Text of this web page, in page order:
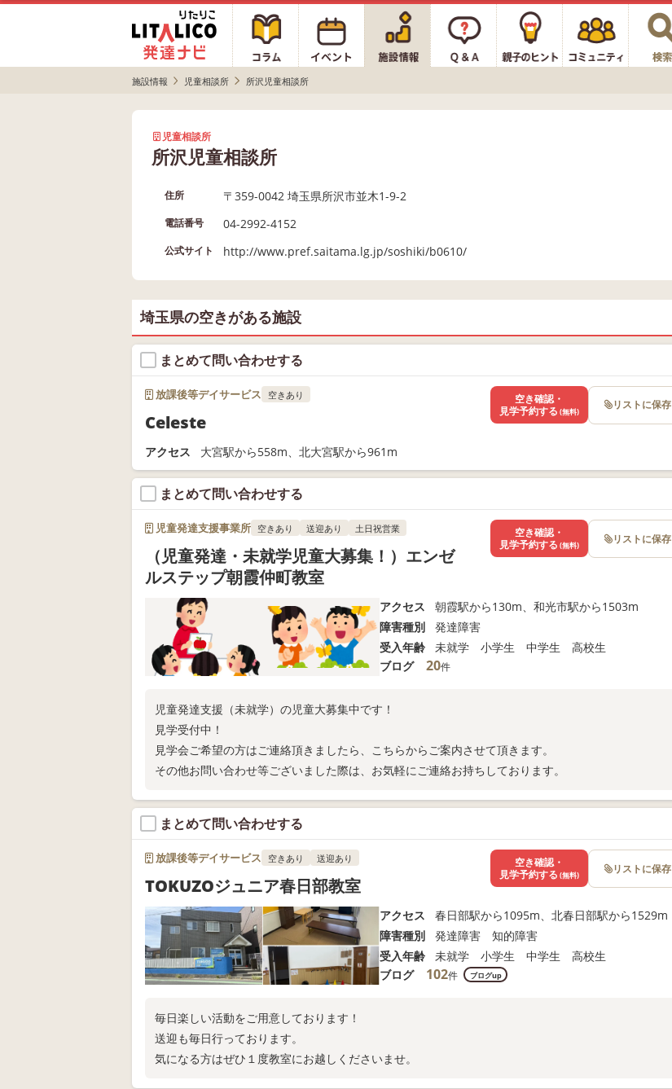
施設情報 児童相談所 所沢児童相談所
児童相談所
所沢児童相談所
住所 〒359-0042 埼玉県所沢市並木1-9-2
電話番号 04-2992-4152
公式サイト http://www.pref.saitama.lg.jp/soshiki/b0610/
埼玉県の空きがある施設
まとめて問い合わせする
放課後等デイサービス 空きあり
Celeste
アクセス 大宮駅から558m、北大宮駅から961m
空き確認・
見学予約する (無料) リストに保存
まとめて問い合わせする
児童発達支援事業所 空きあり 送迎あり 土日祝営業
（児童発達・未就学児童大募集！）エンゼ
ルステップ朝霞仲町教室
アクセス
朝霞駅から130m、和光市駅から1503m
障害種別
発達障害
受入年齢
未就学 小学生 中学生 高校生
ブログ
20件
児童発達支援（未就学）の児童大募集中です！
見学受付中！
見学会ご希望の方はご連絡頂きましたら、こちらからご案内させて頂きます。
その他お問い合わせ等ございました際は、お気軽にご連絡お持ちしております。
空き確認・
見学予約する (無料) リストに保存
まとめて問い合わせする
放課後等デイサービス 空きあり 送迎あり
TOKUZOジュニア春日部教室
アクセス
春日部駅から1095m、北春日部駅から1529m
障害種別
発達障害 知的障害
受入年齢
未就学 小学生 中学生 高校生
ブログ
102件 ブログup
毎日楽しい活動をご用意しております！
送迎も毎日行っております。
気になる方はぜひ１度教室にお越しくださいませ。
空き確認・
見学予約する (無料) リストに保存